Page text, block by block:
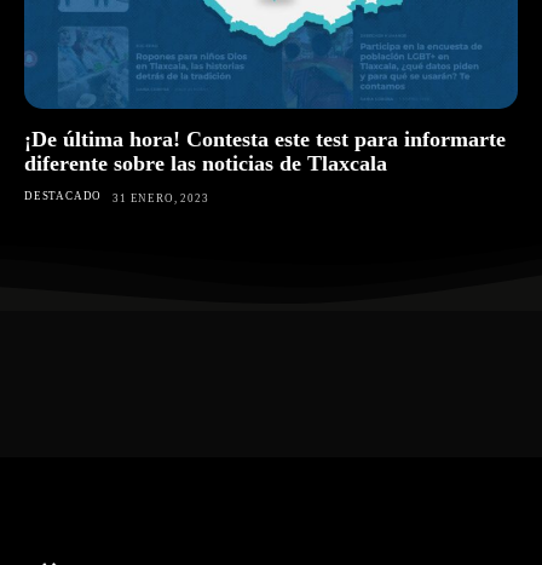
¡De última hora! Contesta este test para informarte
diferente sobre las noticias de Tlaxcala
DESTACADO 31 ENERO, 2023